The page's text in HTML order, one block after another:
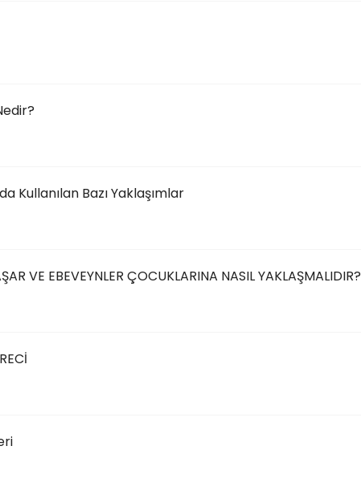
Kullanılan Bazı Yaklaşımlar
VE EBEVEYNLER ÇOCUKLARINA NASIL YAKLAŞMALIDIR?